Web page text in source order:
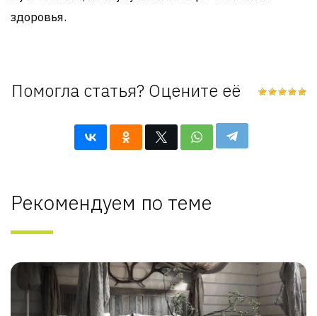
здоровья.
Помогла статья? Оцените её
Рекомендуем по теме